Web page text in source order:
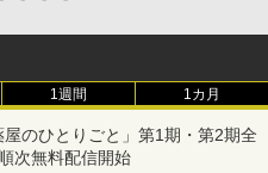
収納ケース付きコレクション)
特典:オリジナル巾着＋メー
坤と離】二振りの剣、十翼よ
スタジオ描き下ろしイラスト
) [Blu-ray]
説 ブレス オブ ザ ワイルド
Switch 2 Edition
ァイナルファンタジー レゾナ
士の応援パック・かけだし騎
トダッシュパック)
ク OLED スチームデック LC
指紋防止
Blu−ray】ファイナルファン
アドベントチルドレン コン
初回限定版 PS3版「ファイ
タジーXIII」体験版・スリー
1週間 1カ月
のひとりごと」第1期・第2期全
次無料配信開始